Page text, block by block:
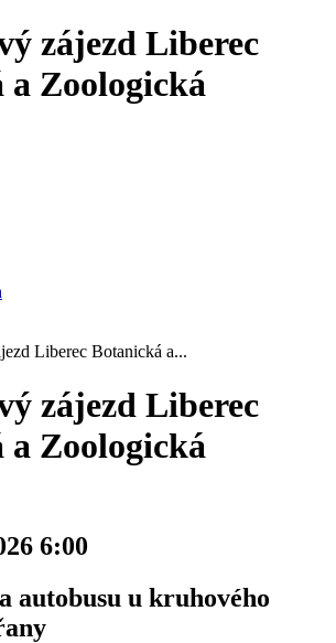
zájezd Liberec
a Zoologická
Liberec Botanická a...
zájezd Liberec
a Zoologická
6:00
autobusu u kruhového